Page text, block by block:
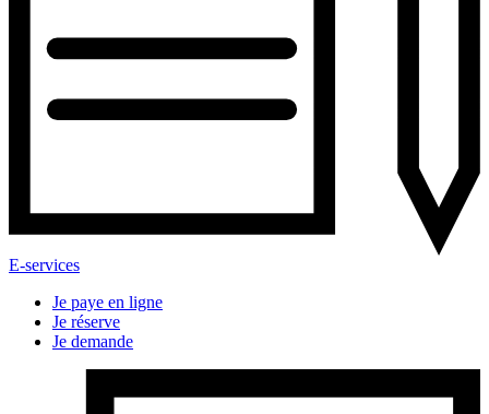
E-services
Je paye en ligne
Je réserve
Je demande